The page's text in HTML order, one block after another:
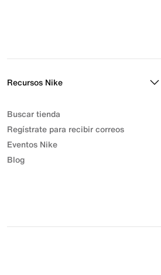
Recursos Nike
Buscar tienda
Regístrate para recibir correos
Eventos Nike
Blog